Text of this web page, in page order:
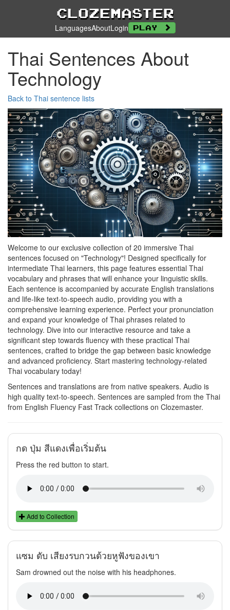
Clozemaster
LanguagesAboutLogin Play
Thai Sentences About
Technology
Back to Thai sentence lists
Welcome to our exclusive collection of 20 immersive Thai
sentences focused on "Technology"! Designed specifically for
intermediate Thai learners, this page features essential Thai
vocabulary and phrases that will enhance your linguistic skills.
Each sentence is accompanied by accurate English translations
and life-like text-to-speech audio, providing you with a
comprehensive learning experience. Perfect your pronunciation
and expand your knowledge of Thai phrases related to
technology. Dive into our interactive resource and take a
significant step towards fluency with these practical Thai
sentences, crafted to bridge the gap between basic knowledge
and advanced proficiency. Start mastering technology-related
Thai vocabulary today!
Sentences and translations are from native speakers. Audio is
high quality text-to-speech. Sentences are sampled from the Thai
from English Fluency Fast Track collections on Clozemaster.
กด ปุ่ม สีแดงเพื่อเริ่มต้น
Press the red button to start.
Add to Collection
แซม ดับ เสียงรบกวนด้วยหูฟังของเขา
Sam drowned out the noise with his headphones.